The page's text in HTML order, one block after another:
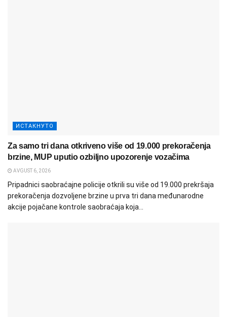
ИСТАКНУТО
Za samo tri dana otkriveno više od 19.000 prekoračenja
brzine, MUP uputio ozbiljno upozorenje vozačima
AVGUST 6, 2026
Pripadnici saobraćajne policije otkrili su više od 19.000 prekršaja
prekoračenja dozvoljene brzine u prva tri dana međunarodne
akcije pojačane kontrole saobraćaja koja...